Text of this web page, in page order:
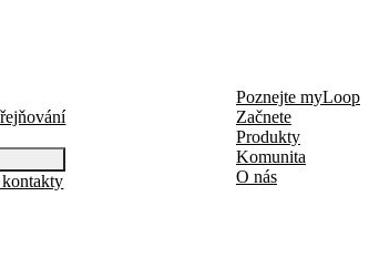
Poznejte myLoop
Začnete
Produkty
Komunita
O nás